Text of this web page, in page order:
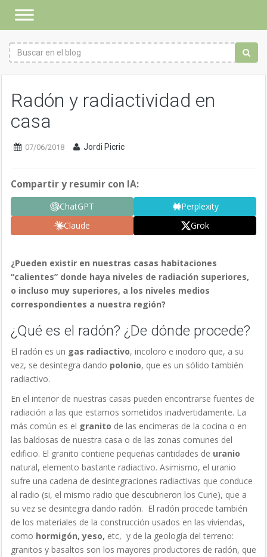
Radón y radiactividad en
casa
07/06/2018 Jordi Picric
Compartir y resumir con IA:
ChatGPT
Perplexity
Claude
Grok
¿Pueden existir en nuestras casas habitaciones
“calientes” donde haya niveles de radiación superiores,
o incluso muy superiores, a los niveles medios
correspondientes a nuestra región?
¿Qué es el radón? ¿De dónde procede?
El radón es un gas radiactivo, incoloro e inodoro que, a su
vez, se desintegra dando polonio, que es un sólido también
radiactivo.
En el interior de nuestras casas pueden encontrarse fuentes de
radiación a las que estamos sometidos inadvertidamente. La
más común es el granito de las encimeras de la cocina o en
las baldosas de nuestra casa o de las zonas comunes del
edificio. El granito contiene pequeñas cantidades de uranio
natural, elemento bastante radiactivo. Asimismo, el uranio
sufre una cadena de desintegraciones radiactivas que conduce
al radio (si, el mismo radio que descubrieron los Curie), que a
su vez se desintegra dando radón. El radón procede también
de los materiales de la construcción usados en las viviendas,
como hormigón, yeso, etc, y de la geología del terreno:
granitos y basaltos son los mayores productores de radón, que